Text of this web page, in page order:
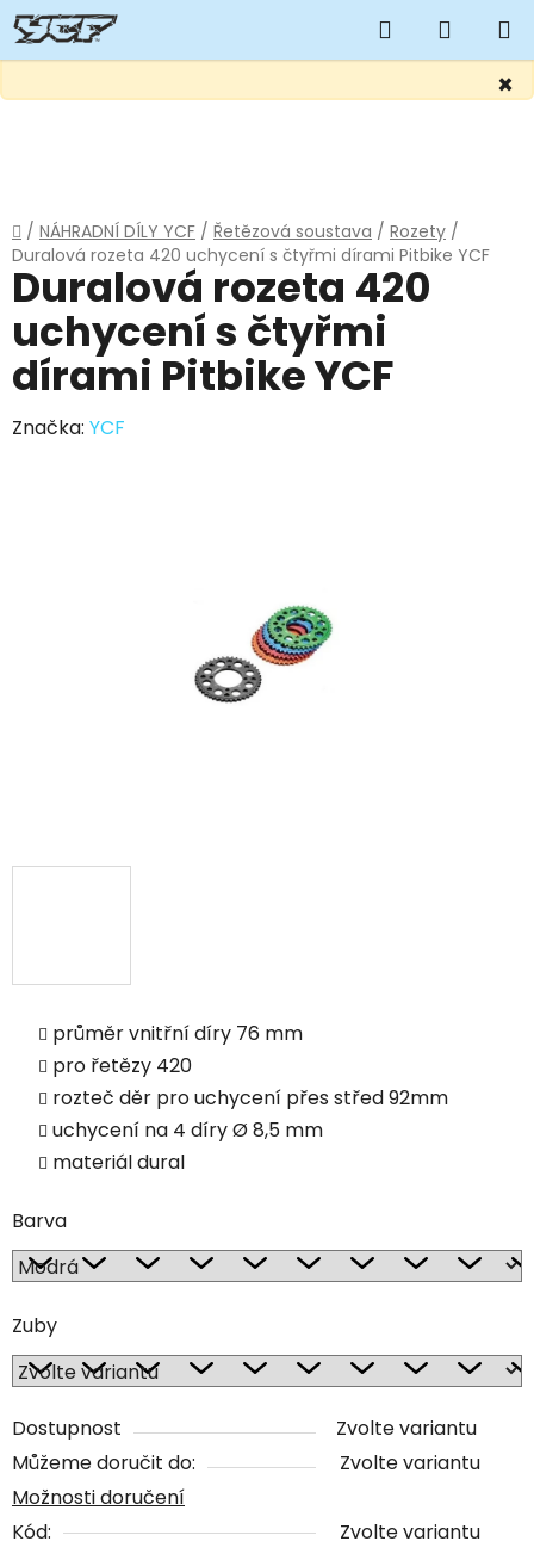
×
Hledat
KOŠÍK
Domů
/ NÁHRADNÍ DÍLY YCF / Řetězová soustava / Rozety /
Duralová rozeta 420 uchycení s čtyřmi dírami Pitbike YCF
průměr vnitřní díry 76 mm
pro řetězy 420
rozteč děr pro uchycení přes střed 92mm
uchycení na 4 díryØ 8,5 mm
materiál dural
Barva
Zuby
Dostupnost
Zvolte variantu
Můžeme doručit do:
Zvolte variantu
Možnosti doručení
Kód:
Zvolte variantu
Duralová rozeta 420
uchycení s čtyřmi
dírami Pitbike YCF
Značka: YCF